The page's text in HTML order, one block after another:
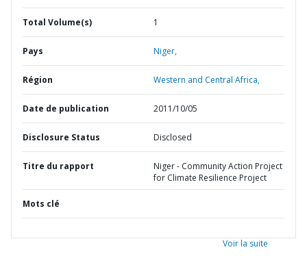
Total Volume(s) 1
Pays Niger,
Région Western and Central Africa,
Date de publication 2011/10/05
Disclosure Status Disclosed
Titre du rapport
Niger - Community Action Project
for Climate Resilience Project
Mots clé
Voir la suite